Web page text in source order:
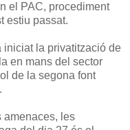
el PAC, procediment
estiu passat.
iniciat la privatització de
en mans del sector
de la segona font
amenaces, les